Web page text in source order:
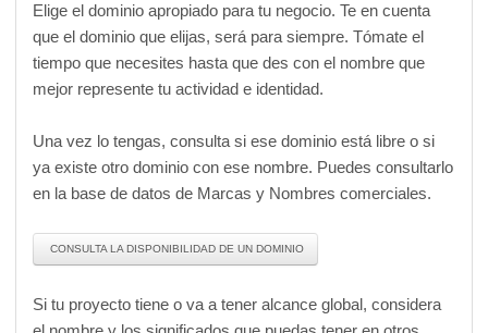
Elige el dominio apropiado para tu negocio. Te en cuenta
que el dominio que elijas, será para siempre. Tómate el
tiempo que necesites hasta que des con el nombre que
mejor represente tu actividad e identidad.
Una vez lo tengas, consulta si ese dominio está libre o si
ya existe otro dominio con ese nombre. Puedes consultarlo
en la base de datos de Marcas y Nombres comerciales.
CONSULTA LA DISPONIBILIDAD DE UN DOMINIO
Si tu proyecto tiene o va a tener alcance global, considera